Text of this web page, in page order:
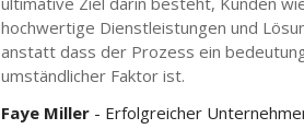
hochwertige Dienstleistungen und
anstatt dass der Prozess ein
umständlicher Faktor ist.
Faye Miller - Erfolgreicher